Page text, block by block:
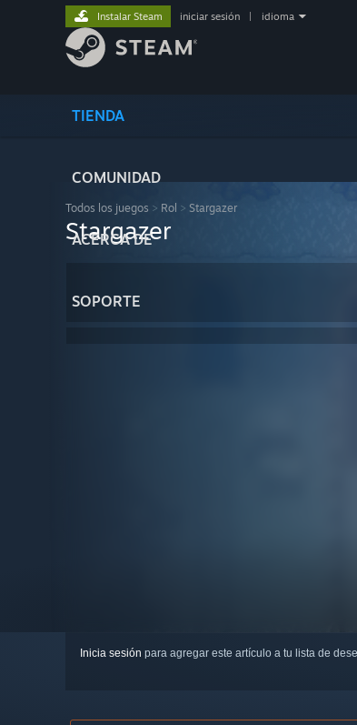
TIENDA
COMUNIDAD
ACERCA DE
SOPORTE
Instalar Steam iniciar sesión idioma
Todos los juegos > Rol > Stargazer
Stargazer
Inicia sesión para agregar este artículo a tu lista de